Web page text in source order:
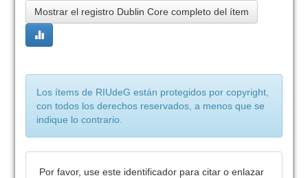
Mostrar el registro Dublin Core completo del ítem
Los ítems de RIUdeG están protegidos por copyright,
con todos los derechos reservados, a menos que se
indique lo contrario.
Por favor, use este identificador para citar o enlazar